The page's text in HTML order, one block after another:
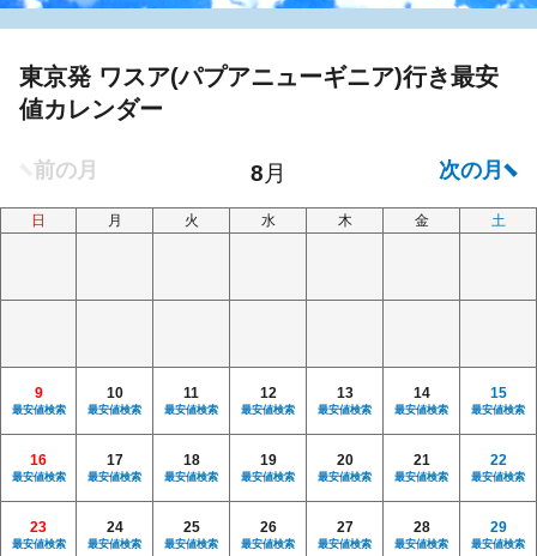
東京発 ワスア(パプアニューギニア)行き最安
値カレンダー
日 月 火 水 木 金 土
9
最安値検索
10
最安値検索
11
最安値検索
12
最安値検索
13
最安値検索
14
最安値検索
15
最安値検索
16
最安値検索
17
最安値検索
18
最安値検索
19
最安値検索
20
最安値検索
21
最安値検索
22
最安値検索
23
最安値検索
24
最安値検索
25
最安値検索
26
最安値検索
27
最安値検索
28
最安値検索
29
最安値検索